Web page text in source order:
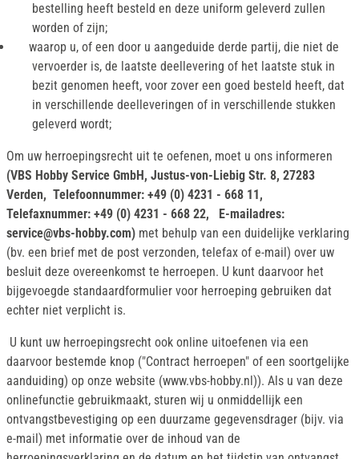
bestelling heeft besteld en deze uniform geleverd zullen
worden of zijn;
waarop u, of een door u aangeduide derde partij, die niet de
vervoerder is, de laatste deellevering of het laatste stuk in
bezit genomen heeft, voor zover een goed besteld heeft, dat
in verschillende deelleveringen of in verschillende stukken
geleverd wordt;
Om uw herroepingsrecht uit te oefenen, moet u ons informeren
(VBS Hobby Service GmbH, Justus-von-Liebig Str. 8, 27283
Verden, Telefoonnummer: +49 (0) 4231 - 668 11,
Telefaxnummer: +49 (0) 4231 - 668 22, E-mailadres:
service@vbs-hobby.com) met behulp van een duidelijke verklaring
(bv. een brief met de post verzonden, telefax of e-mail) over uw
besluit deze overeenkomst te herroepen. U kunt daarvoor het
bijgevoegde standaardformulier voor herroeping gebruiken dat
echter niet verplicht is.
U kunt uw herroepingsrecht ook online uitoefenen via een
daarvoor bestemde knop ("Contract herroepen" of een soortgelijke
aanduiding) op onze website (www.vbs-hobby.nl)). Als u van deze
onlinefunctie gebruikmaakt, sturen wij u onmiddellijk een
ontvangstbevestiging op een duurzame gegevensdrager (bijv. via
e-mail) met informatie over de inhoud van de